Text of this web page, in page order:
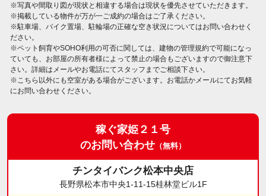
※写真や間取り図が現状と相違する場合は現状を優先させていただきます。
※掲載している物件が万が一ご成約の場合はご了承ください。
※駐車場、バイク置場、駐輪場の正確な空き状況についてはお問い合わせく
ださい。
※ペット飼育やSOHO利用の可否に関しては、建物の管理規約で可能になっ
ていても、お部屋の所有者様によって禁止の場合もございますので御注意下
さい。詳細はメールやお電話にてスタッフまでご相談下さい。
※こちら以外にも空室がある場合がございます。お電話かメールにてお気軽
にお問い合わせください。
稼ぐ家姫２１号
のお問い合わせ （無料）
チンタイバンク松本中央店
長野県松本市中央1-11-15桂林堂ビル1F